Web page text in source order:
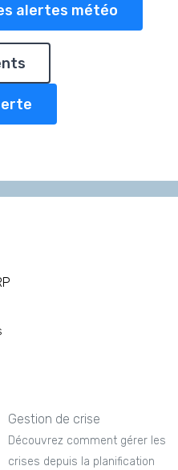
alertes météo
Gestion de crise
Découvrez comment gérer les
crises depuis la planification